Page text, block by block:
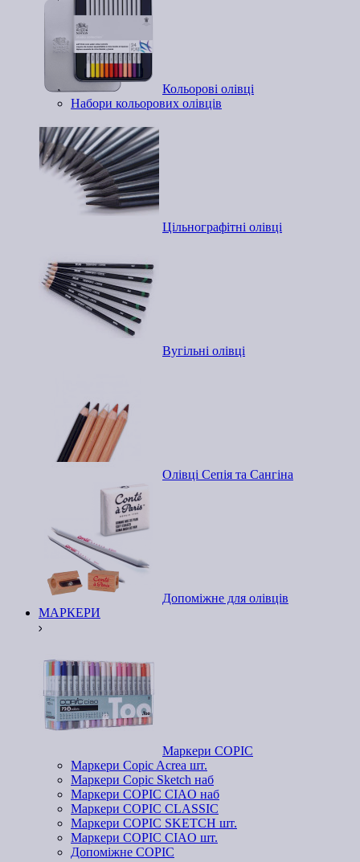
Кольорові олівці
Набори кольорових олівців
Цільнографітні олівці
Вугільні олівці
Олівці Сепія та Сангіна
Допоміжне для олівців
МАРКЕРИ
Маркери COPIC
Маркери Copic Acrea шт.
Маркери Copic Sketch наб
Маркери COPIC CIAO наб
Маркери COPIC CLASSIC
Маркери COPIC SKETCH шт.
Маркери COPIC CIAO шт.
Допоміжне COPIC